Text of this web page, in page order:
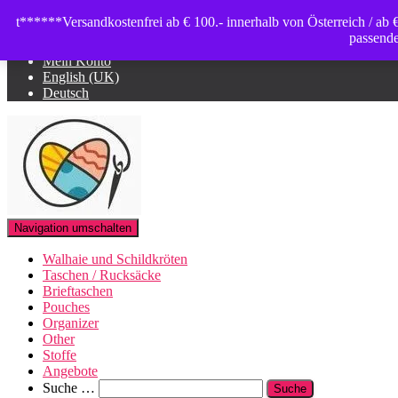
t******Versandkostenfrei ab € 100.- innerhalb von Österreich / ab
Mein Konto
English (UK)
Deutsch
Navigation umschalten
Walhaie und Schildkröten
Taschen / Rucksäcke
Brieftaschen
Pouches
Organizer
Other
Stoffe
Angebote
Suche
Suche …